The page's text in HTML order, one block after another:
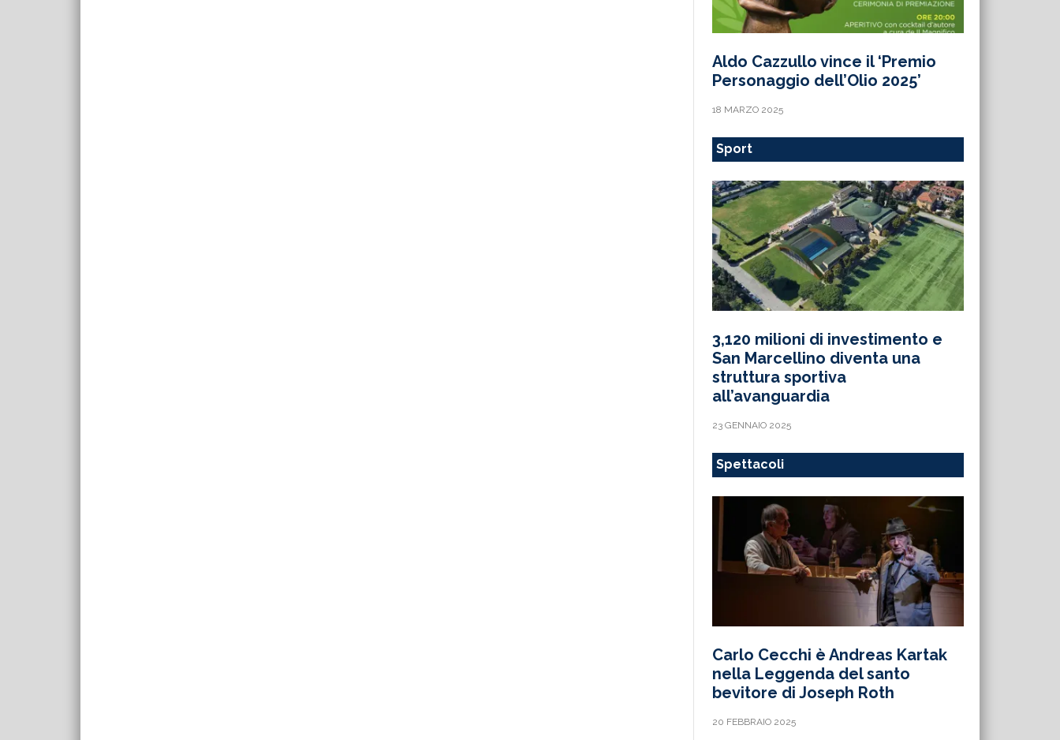
Aldo Cazzullo vince il ‘Premio
Personaggio dell’Olio 2025’
18 MARZO 2025
Sport
3,120 milioni di investimento e
San Marcellino diventa una
struttura sportiva
all’avanguardia
23 GENNAIO 2025
Spettacoli
Carlo Cecchi è Andreas Kartak
nella Leggenda del santo
bevitore di Joseph Roth
20 FEBBRAIO 2025